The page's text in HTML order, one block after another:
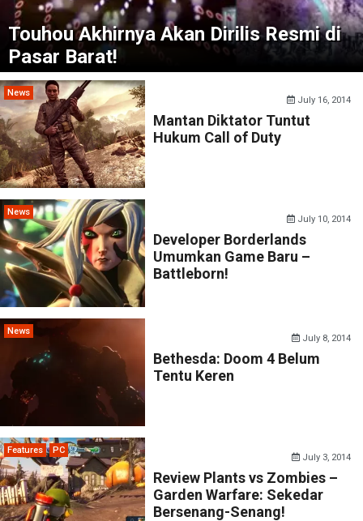
Touhou Akhirnya Akan Dirilis Resmi di
Pasar Barat!
News
July 16, 2014
Mantan Diktator Tuntut
Hukum Call of Duty
News
July 10, 2014
Developer Borderlands
Umumkan Game Baru –
Battleborn!
News
July 8, 2014
Bethesda: Doom 4 Belum
Tentu Keren
Features PC
July 3, 2014
Review Plants vs Zombies –
Garden Warfare: Sekedar
Bersenang-Senang!